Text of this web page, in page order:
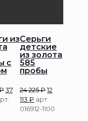
из
с
37
Серьги
детские
из золота
585
пробы
24 225₽12
113₽ арт.
016912-1100